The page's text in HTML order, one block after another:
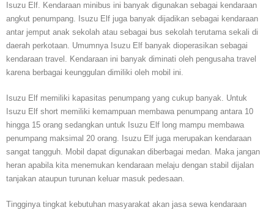
Isuzu Elf. Kendaraan minibus ini banyak digunakan sebagai kendaraan
angkut penumpang. Isuzu Elf juga banyak dijadikan sebagai kendaraan
antar jemput anak sekolah atau sebagai bus sekolah terutama sekali di
daerah perkotaan. Umumnya Isuzu Elf banyak dioperasikan sebagai
kendaraan travel. Kendaraan ini banyak diminati oleh pengusaha travel
karena berbagai keunggulan dimiliki oleh mobil ini.
Isuzu Elf memiliki kapasitas penumpang yang cukup banyak. Untuk
Isuzu Elf short memiliki kemampuan membawa penumpang antara 10
hingga 15 orang sedangkan untuk Isuzu Elf long mampu membawa
penumpang maksimal 20 orang. Isuzu Elf juga merupakan kendaraan
sangat tangguh. Mobil dapat digunakan diberbagai medan. Maka jangan
heran apabila kita menemukan kendaraan melaju dengan stabil dijalan
tanjakan ataupun turunan keluar masuk pedesaan.
Tingginya tingkat kebutuhan masyarakat akan jasa sewa kendaraan